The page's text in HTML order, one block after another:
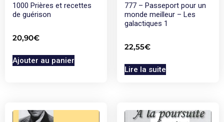
1000 Prières et recettes
de guérison
20,90€
Ajouter au panier
777 – Passeport pour un
monde meilleur – Les
galactiques 1
22,55€
Lire la suite